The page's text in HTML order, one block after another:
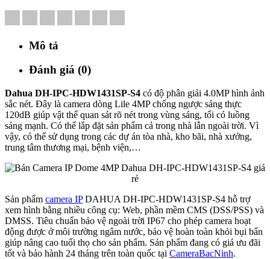
Mô tả
Đánh giá (0)
Dahua DH-IPC-HDW1431SP-S4 có độ phân giải 4.0MP hình ảnh
sắc nét. Đây là camera dòng Lile 4MP chống ngược sáng thực
120dB giúp vật thể quan sát rõ nét trong vùng sáng, tối có luồng
sáng mạnh. Có thể lắp đặt sản phẩm cả trong nhà lẫn ngoài trời. Vì
vậy, có thể sử dụng trong các dự án tòa nhà, kho bãi, nhà xưởng,
trung tâm thương mại, bệnh viện,…
Sản phẩm camera IPDAHUA DH-IPC-HDW1431SP-S4 hỗ trợ
xem hình bằng nhiều công cụ: Web, phần mềm CMS (DSS/PSS) và
DMSS. Tiêu chuẩn bảo vệ ngoài trời IP67 cho phép camera hoạt
động được ở môi trường ngâm nước, bảo vệ hoàn toàn khỏi bụi bẩn
giúp nâng cao tuổi thọ cho sản phẩm. Sản phẩm đang có giá ưu đãi
tốt và bảo hành 24 tháng trên toàn quốc tại CameraBacNinh.